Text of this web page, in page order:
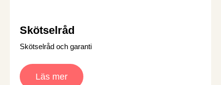
Skötselråd
Skötselråd och garanti
Läs mer